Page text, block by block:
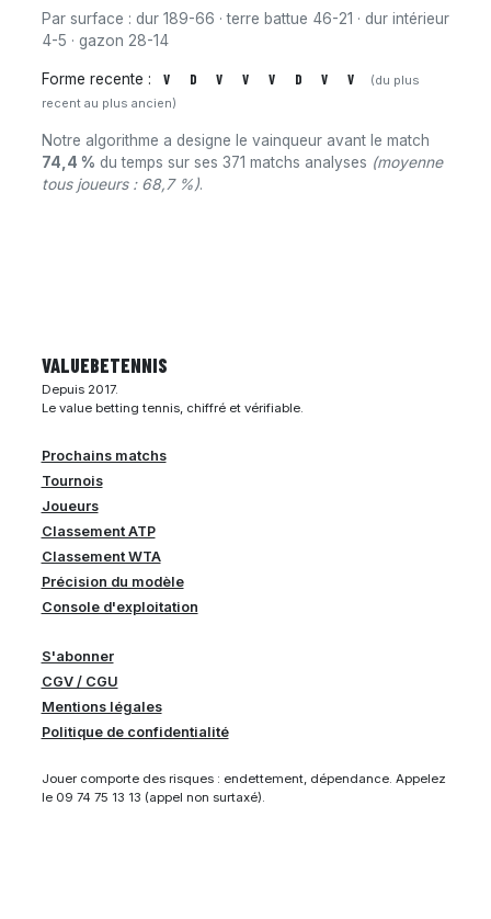
Par surface : dur 189-66 · terre battue 46-21 · dur intérieur
4-5 · gazon 28-14
Forme recente : V D V V V D V V
(du plus
recent au plus ancien)
Notre algorithme a designe le vainqueur avant le match
74,4 % du temps sur ses 371 matchs analyses (moyenne
tous joueurs : 68,7 %).
VALUEBETENNIS
Depuis 2017.
Le value betting tennis, chiffré et vérifiable.
Prochains matchs
Tournois
Joueurs
Classement ATP
Classement WTA
Précision du modèle
Console d'exploitation
S'abonner
CGV / CGU
Mentions légales
Politique de confidentialité
Jouer comporte des risques : endettement, dépendance. Appelez
le 09 74 75 13 13 (appel non surtaxé).